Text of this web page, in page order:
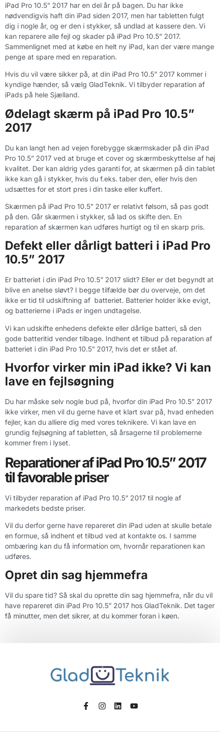
iPad Pro 10.5” 2017 har en del år på bagen. Du har ikke
nødvendigvis haft din iPad siden 2017, men har tabletten fulgt
dig i nogle år, og er den i stykker, så undlad at kassere den. Vi
kan reparere alle fejl og skader på iPad Pro 10.5” 2017.
Sammenlignet med at købe en helt ny iPad, kan der være mange
penge at spare med en reparation.
Hvis du vil være sikker på, at din iPad Pro 10.5” 2017 kommer i
kyndige hænder, så vælg GladTeknik. Vi tilbyder reparation af
iPads på hele Sjælland.
Ødelagt skærm på iPad Pro 10.5”
2017
Du kan langt hen ad vejen forebygge skærmskader på din iPad
Pro 10.5” 2017 ved at bruge et cover og skærmbeskyttelse af høj
kvalitet. Der kan aldrig ydes garanti for, at skærmen på din tablet
ikke kan gå i stykker, hvis du f.eks. taber den, eller hvis den
udsættes for et stort pres i din taske eller kuffert.
Skærmen på iPad Pro 10.5” 2017 er relativt følsom, så pas godt
på den. Går skærmen i stykker, så lad os skifte den. En
reparation af skærmen kan udføres hurtigt og til en skarp pris.
Defekt eller dårligt batteri i iPad Pro
10.5” 2017
Er batteriet i din iPad Pro 10.5” 2017 slidt? Eller er det begyndt at
blive en anelse sløvt? I begge tilfælde bør du overveje, om det
ikke er tid til udskiftning af batteriet. Batterier holder ikke evigt,
og batterierne i iPads er ingen undtagelse.
Vi kan udskifte enhedens defekte eller dårlige batteri, så den
gode batteritid vender tilbage. Indhent et tilbud på reparation af
batteriet i din iPad Pro 10.5” 2017, hvis det er stået af.
Hvorfor virker min iPad ikke? Vi kan
lave en fejlsøgning
Du har måske selv nogle bud på, hvorfor din iPad Pro 10.5” 2017
ikke virker, men vil du gerne have et klart svar på, hvad enheden
fejler, kan du alliere dig med vores teknikere. Vi kan lave en
grundig fejlsøgning af tabletten, så årsagerne til problemerne
kommer frem i lyset.
Reparationer af iPad Pro 10.5” 2017
til favorable priser
Vi tilbyder reparation af iPad Pro 10.5” 2017 til nogle af
markedets bedste priser.
Vil du derfor gerne have repareret din iPad uden at skulle betale
en formue, så indhent et tilbud ved at kontakte os. I samme
ombæring kan du få information om, hvornår reparationen kan
udføres.
Opret din sag hjemmefra
Vil du spare tid? Så skal du oprette din sag hjemmefra, når du vil
have repareret din iPad Pro 10.5” 2017 hos GladTeknik. Det tager
få minutter, men det sikrer, at du kommer foran i køen.